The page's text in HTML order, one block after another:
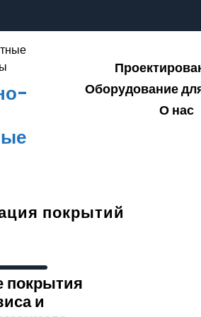
Оборудование
О нас
покрытий
и